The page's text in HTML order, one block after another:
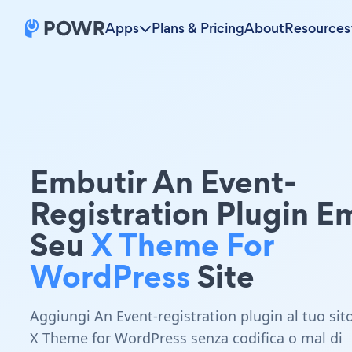
Apps Plans & PricingAboutResources
Embutir An Event-
Registration Plugin
SeuX Theme For
WordPressSite
Aggiungi An Event-registration plugin al tuo
X Theme for WordPress senza codifica o mal di